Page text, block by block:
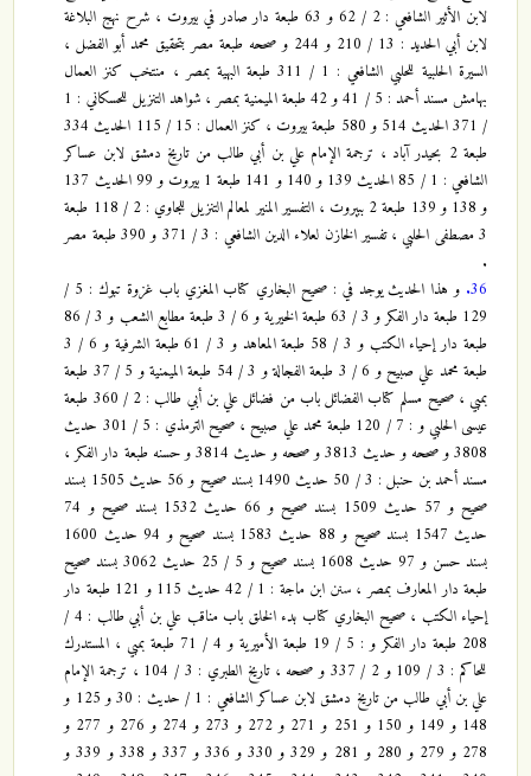
لابن الأثير الشافعي : 2 / 62 و 63 طبعة دار صادر في بيروت ، شرح نهج البلاغة
لابن أبي الحديد : 13 / 210 و 244 و صححه طبعة مصر بتحقيق محمد أبو الفضل ،
السيرة الحلبية للحلبي الشافعي : 1 / 311 طبعة البهية بمصر ، منتخب كنز العمال
بهامش مسند أحمد : 5 / 41 و 42 طبعة الميمنية بمصر ، شواهد التنزيل للحسكاني : 1
/ 371 الحديث 514 و 580 طبعة بيروت ، كنز العمال : 15 / 115 الحديث 334
طبعة 2 بحيدر آباد ، ترجمة الإمام علي بن أبي طالب من تاريخ دمشق لابن عساكر
الشافعي : 1 / 85 الحديث 139 و 140 و 141 طبعة 1 بيروت و 99 الحديث 137
و 138 و 139 طبعة 2 ببيروت ، التفسير المنير لمعالم التنزيل للجاوي : 2 / 118 طبعة
3 مصطفى الحلبي ، تفسير الخازن لعلاء الدين الشافعي : 3 / 371 و 390 طبعة مصر
.
36.
و هذا الحديث يوجد في : صحيح البخاري كتاب المغزي باب غزوة تبوك : 5 /
129 طبعة دار الفكر و 3 / 63 طبعة الخيرية و 6 / 3 طبعة مطابع الشعب و 3 / 86
طبعة دار إحياء الكتب و 3 / 58 طبعة المعاهد و 3 / 61 طبعة الشرفية و 6 / 3
طبعة محمد علي صبيح و 6 / 3 طبعة الفجالة و 3 / 54 طبعة الميمنية و 5 / 37 طبعة
بمبي ، صحيح مسلم كتاب الفضائل باب من فضائل علي بن أبي طالب : 2 / 360 طبعة
عيسى الحلبي و : 7 / 120 طبعة محمد علي صبيح ، صحيح الترمذي : 5 / 301 حديث
3808 و صححه و حديث 3813 و صححه و حديث 3814 و حسنه طبعة دار الفكر ،
مسند أحمد بن حنبل : 3 / 50 حديث 1490 بسند صحيح و 56 حديث 1505 بسند
صحيح و 57 حديث 1509 بسند صحيح و 66 حديث 1532 بسند صحيح و 74
حديث 1547 بسند صحيح و 88 حديث 1583 بسند صحيح و 94 حديث 1600
بسند حسن و 97 حديث 1608 بسند صحيح و 5 / 25 حديث 3062 بسند صحيح
طبعة دار المعارف بمصر ، سنن ابن ماجة : 1 / 42 حديث 115 و 121 طبعة دار
إحياء الكتب ، صحيح البخاري كتاب بدء الخلق باب مناقب علي بن أبي طالب : 4 /
208 طبعة دار الفكر و : 5 / 19 طبعة الأميرية و 4 / 71 طبعة بمبي ، المستدرك
للحاكم : 3 / 109 و 2 / 337 و صححه ، تاريخ الطبري : 3 / 104 ، ترجمة الإمام
علي بن أبي طالب من تاريخ دمشق لابن عساكر الشافعي : 1 / حديث : 30 و 125 و
148 و 149 و 150 و 251 و 271 و 272 و 273 و 274 و 276 و 277 و
278 و 279 و 280 و 281 و 329 و 330 و 336 و 337 و 338 و 339 و